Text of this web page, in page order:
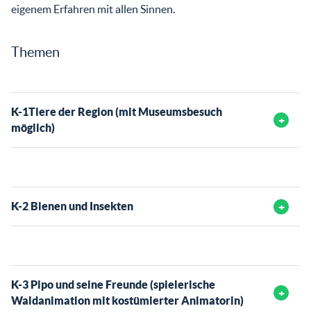
eigenem Erfahren mit allen Sinnen.
Themen
K-1Tiere der Region (mit Museumsbesuch
möglich)
K-2 Bienen und Insekten
K-3 Pipo und seine Freunde (spielerische
Waldanimation mit kostümierter Animatorin)